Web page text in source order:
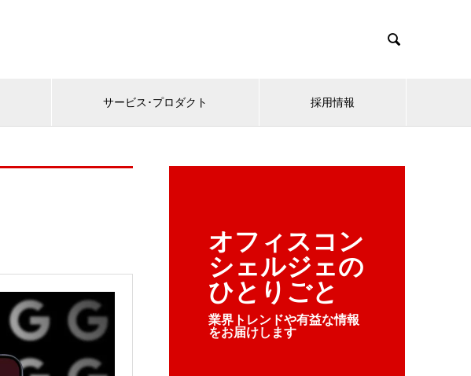

サービス･プロダクト 採用情報
オフィスコン
シェルジェの
ひとりごと
業界トレンドや有益な情報
をお届けします